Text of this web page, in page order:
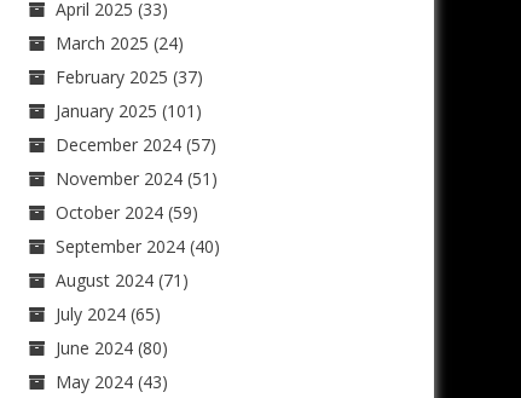
April 2025 (33)
March 2025 (24)
February 2025 (37)
January 2025 (101)
December 2024(57)
November 2024(51)
October 2024(59)
September 2024(40)
August 2024(71)
July 2024(65)
June 2024(80)
May 2024(43)